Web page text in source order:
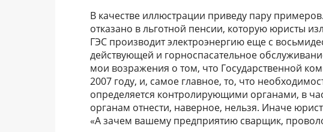
В качестве иллюстрации приведу пару
отказано в льготной пенсии, которую юристы
ГЭС производит электроэнергию еще с
действующей и горноспасательное
мои возражения о том, что Государственной
2007 году, и, самое главное, то, что
определяется контролирующими органами, в
органам отнести, наверное, нельзя. Иначе
«А зачем вашему предприятию сварщик,